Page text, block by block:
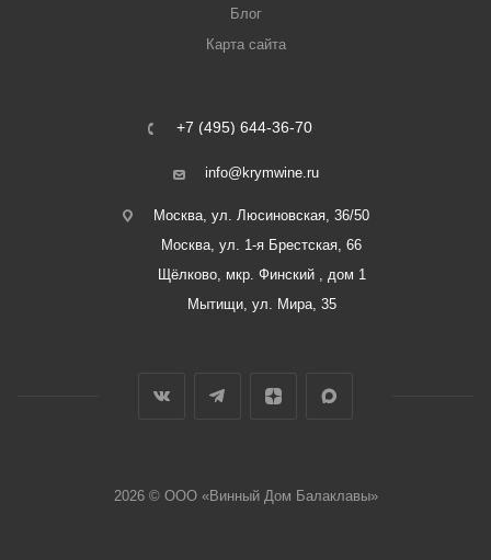
Блог
Карта сайта
+7 (495) 644-36-70
info@krymwine.ru
Москва, ул. Люсиновская, 36/50
Москва, ул. 1-я Брестская, 66
Щёлково, мкр. Финский , дом 1
Мытищи, ул. Мира, 35
2026 © ООО «Винный Дом Балаклавы»